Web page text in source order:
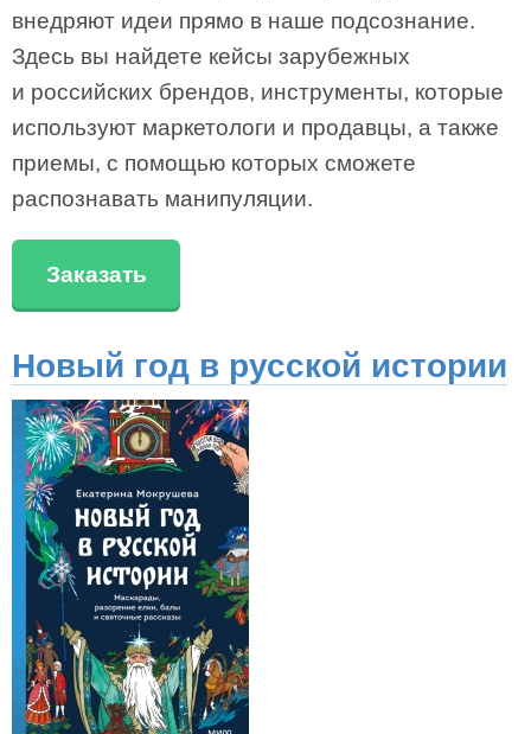
внедряют идеи прямо в наше подсознание.
Здесь вы найдете кейсы зарубежных
и российских брендов, инструменты, которые
используют маркетологи и продавцы, а также
приемы, с помощью которых сможете
распознавать манипуляции.
Заказать
Новый год в русской истории